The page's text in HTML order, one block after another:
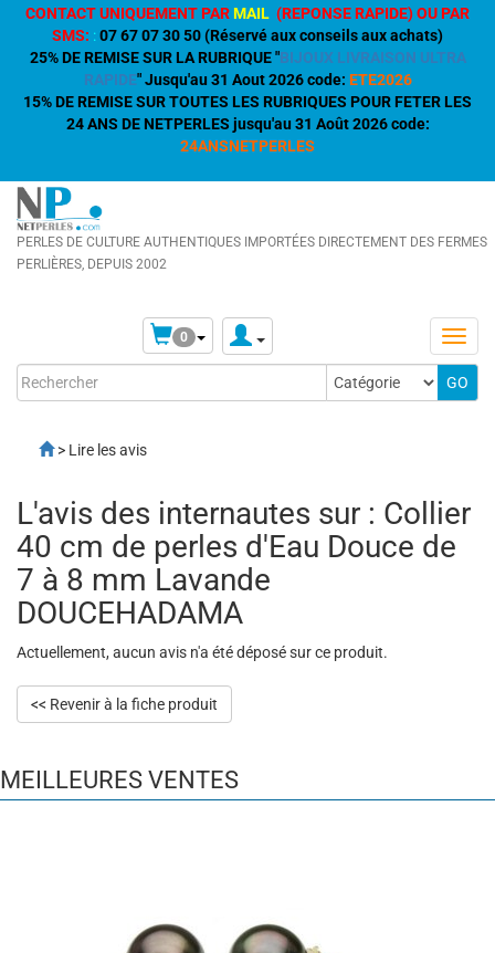
CONTACT UNIQUEMENT PARMAIL (REPONSE RAPIDE) OU PAR
SMS: :07 67 07 30 50 (Réservé aux conseils aux achats)
25% DE REMISE SUR LA RUBRIQUE "BIJOUX LIVRAISON ULTRA
RAPIDE" Jusqu'au 31 Aout 2026 code: ETE2026
15% DE REMISE SUR TOUTES LES RUBRIQUES POUR FETER LES
24 ANS DE NETPERLES jusqu'au 31 Août 2026 code:
24ANSNETPERLES
PERLES DE CULTURE AUTHENTIQUES IMPORTÉES DIRECTEMENT DES FERMES
PERLIÈRES, DEPUIS 2002
0
> Lire les avis
L'avis des internautes sur : Collier
40 cm de perles d'Eau Douce de
7 à 8 mm Lavande
DOUCEHADAMA
Actuellement, aucun avis n'a été déposé sur ce produit.
<< Revenir à la fiche produit
MEILLEURES VENTES